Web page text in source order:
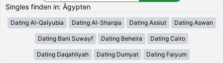
Singles finden in: Ägypten
Dating Al-Qalyubia Dating Al-Sharqia Dating Assiut Dating Aswan
Dating Bani Suwayf Dating Beheira Dating Cairo
Dating Daqahliyah Dating Dumyat Dating Faiyum